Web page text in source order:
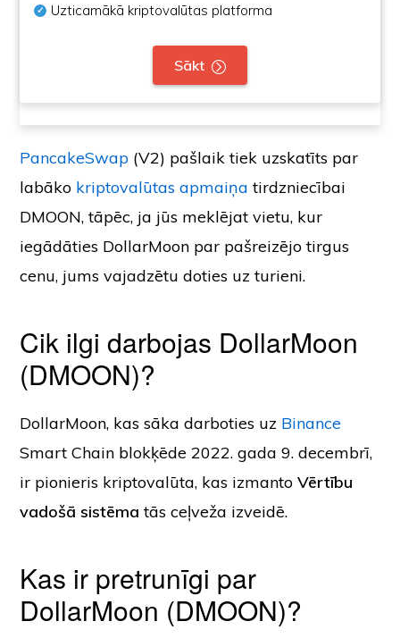
Uzticamākā kriptovalūtas platforma
Sākt
PancakeSwap (V2) pašlaik tiek uzskatīts par
labāko kriptovalūtas apmaiņa tirdzniecībai
DMOON, tāpēc, ja jūs meklējat vietu, kur
iegādāties DollarMoon par pašreizējo tirgus
cenu, jums vajadzētu doties uz turieni.
Cik ilgi darbojas DollarMoon
(DMOON)?
DollarMoon, kas sāka darboties uz Binance
Smart Chain blokķēde 2022. gada 9. decembrī,
ir pionieris kriptovalūta, kas izmantoVērtību
vadošā sistēma tās ceļveža izveidē.
Kas ir pretrunīgi par
DollarMoon (DMOON)?